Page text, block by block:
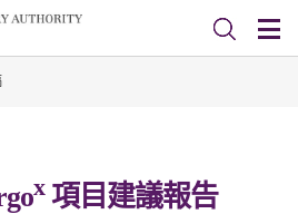
x項目建議報告